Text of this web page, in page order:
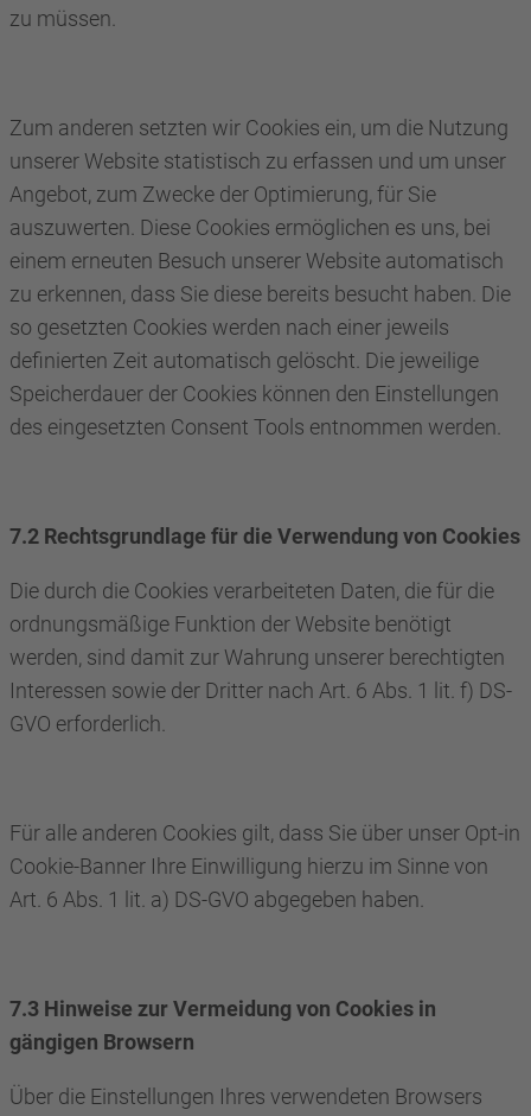
zu müssen.
Zum anderen setzten wir Cookies ein, um die Nutzung
unserer Website statistisch zu erfassen und um unser
Angebot, zum Zwecke der Optimierung, für Sie
auszuwerten. Diese Cookies ermöglichen es uns, bei
einem erneuten Besuch unserer Website automatisch
zu erkennen, dass Sie diese bereits besucht haben. Die
so gesetzten Cookies werden nach einer jeweils
definierten Zeit automatisch gelöscht. Die jeweilige
Speicherdauer der Cookies können den Einstellungen
des eingesetzten Consent Tools entnommen werden.
7.2 Rechtsgrundlage für die Verwendung von Cookies
Die durch die Cookies verarbeiteten Daten, die für die
ordnungsmäßige Funktion der Website benötigt
werden, sind damit zur Wahrung unserer berechtigten
Interessen sowie der Dritter nach Art. 6 Abs. 1 lit. f) DS-
GVO erforderlich.
Für alle anderen Cookies gilt, dass Sie über unser Opt-in
Cookie-Banner Ihre Einwilligung hierzu im Sinne von
Art. 6 Abs. 1 lit. a) DS-GVO abgegeben haben.
7.3 Hinweise zur Vermeidung von Cookies in
gängigen Browsern
Über die Einstellungen Ihres verwendeten Browsers